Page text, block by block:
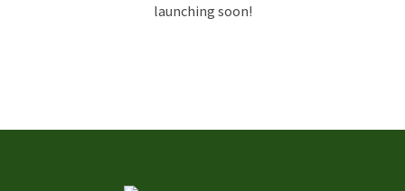
launching soon!